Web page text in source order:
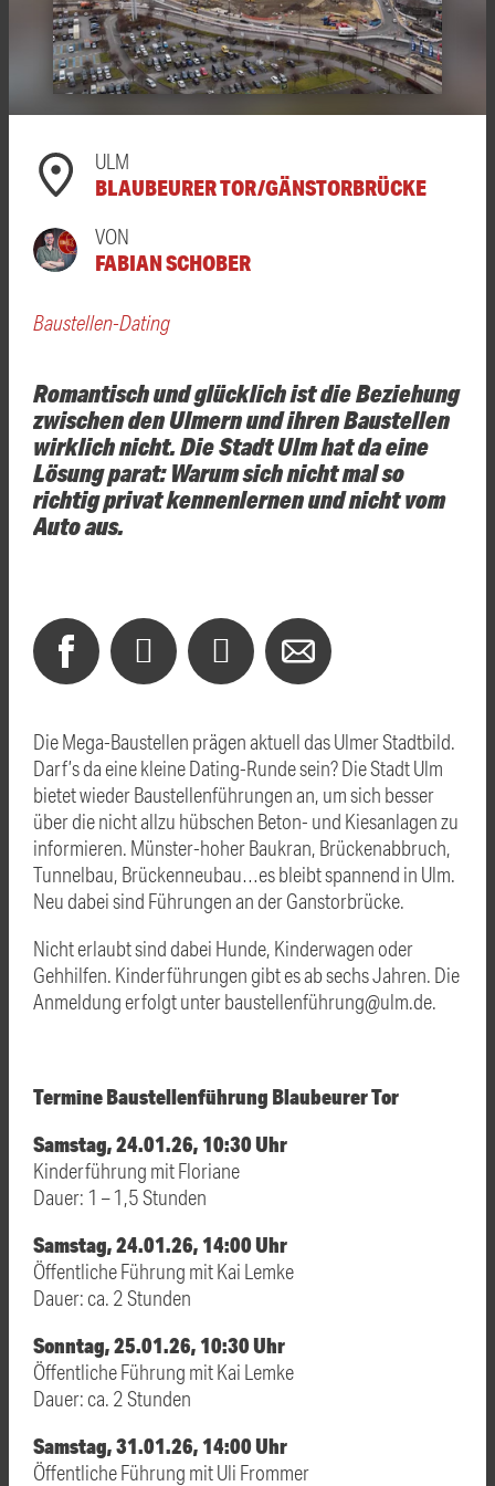
ULM
BLAUBEURER TOR/GÄNSTORBRÜCKE
VON
FABIAN SCHOBER
Baustellen-Dating
Romantisch und glücklich ist die Beziehung
zwischen den Ulmern und ihren Baustellen
wirklich nicht. Die Stadt Ulm hat da eine
Lösung parat: Warum sich nicht mal so
richtig privat kennenlernen und nicht vom
Auto aus.
Die Mega-Baustellen prägen aktuell das Ulmer Stadtbild.
Darf’s da eine kleine Dating-Runde sein? Die Stadt Ulm
bietet wieder Baustellenführungen an, um sich besser
über die nicht allzu hübschen Beton- und Kiesanlagen zu
informieren. Münster-hoher Baukran, Brückenabbruch,
Tunnelbau, Brückenneubau…es bleibt spannend in Ulm.
Neu dabei sind Führungen an der Ganstorbrücke.
Nicht erlaubt sind dabei Hunde, Kinderwagen oder
Gehhilfen. Kinderführungen gibt es ab sechs Jahren. Die
Anmeldung erfolgt unter baustellenführung@ulm.de.
Termine Baustellenführung Blaubeurer Tor
Samstag, 24.01.26, 10:30 Uhr
Kinderführung mit Floriane
Dauer: 1 – 1,5 Stunden
Samstag, 24.01.26, 14:00 Uhr
Öffentliche Führung mit Kai Lemke
Dauer: ca. 2 Stunden
Sonntag, 25.01.26, 10:30 Uhr
Öffentliche Führung mit Kai Lemke
Dauer: ca. 2 Stunden
Samstag, 31.01.26, 14:00 Uhr
Öffentliche Führung mit Uli Frommer